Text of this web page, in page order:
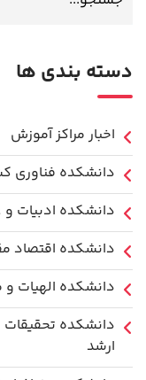
دسته بندی ها
اخبار مراکز آموزش
دانشكده فناوري
دانشکده ادبیات
دانشکده اقتصاد
دانشکده الهیات
دانشکده
ارشد